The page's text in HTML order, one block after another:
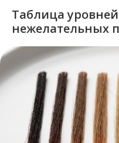
Таблица
нежелательных